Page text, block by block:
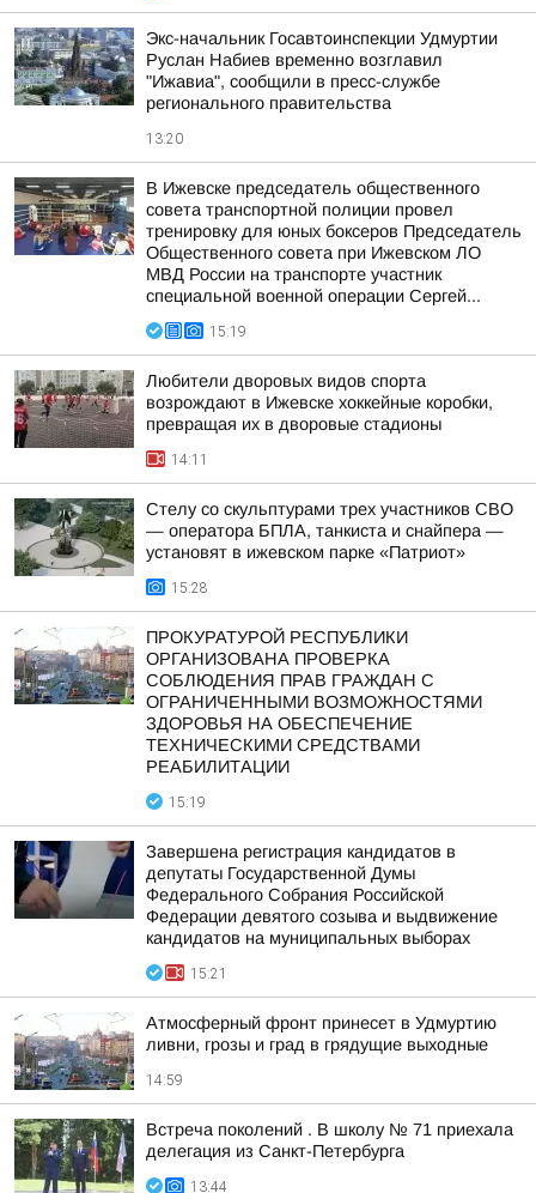
Экс-начальник Госавтоинспекции Удмуртии
Руслан Набиев временно возглавил
"Ижавиа", сообщили в пресс-службе
регионального правительства
13:20
В Ижевске председатель общественного
совета транспортной полиции провел
тренировку для юных боксеров Председатель
Общественного совета при Ижевском ЛО
МВД России на транспорте участник
специальной военной операции Сергей...
15:19
Любители дворовых видов спорта
возрождают в Ижевске хоккейные коробки,
превращая их в дворовые стадионы
14:11
Стелу со скульптурами трех участников СВО
— оператора БПЛА, танкиста и снайпера —
установят в ижевском парке «Патриот»
15:28
ПРОКУРАТУРОЙ РЕСПУБЛИКИ
ОРГАНИЗОВАНА ПРОВЕРКА
СОБЛЮДЕНИЯ ПРАВ ГРАЖДАН С
ОГРАНИЧЕННЫМИ ВОЗМОЖНОСТЯМИ
ЗДОРОВЬЯ НА ОБЕСПЕЧЕНИЕ
ТЕХНИЧЕСКИМИ СРЕДСТВАМИ
РЕАБИЛИТАЦИИ
15:19
Завершена регистрация кандидатов в
депутаты Государственной Думы
Федерального Собрания Российской
Федерации девятого созыва и выдвижение
кандидатов на муниципальных выборах
15:21
Атмосферный фронт принесет в Удмуртию
ливни, грозы и град в грядущие выходные
14:59
Встреча поколений . В школу № 71 приехала
делегация из Санкт-Петербурга
13:44